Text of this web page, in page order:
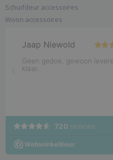
Schuifdeur accessoires
Woon accessoires